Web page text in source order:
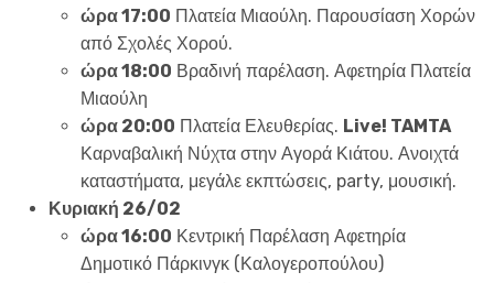
ώρα 17:00 Πλατεία Μιαούλη. Παρουσίαση Χορών
από Σχολές Χορού.
ώρα 18:00 Βραδινή παρέλαση. Αφετηρία Πλατεία
Μιαούλη
ώρα 20:00 Πλατεία Ελευθερίας. Live! TAMTA
Καρναβαλική Νύχτα στην Αγορά Κιάτου. Ανοιχτά
καταστήματα, μεγάλε εκπτώσεις, party, μουσική.
Κυριακή 26/02
ώρα 16:00 Κεντρική Παρέλαση Αφετηρία
Δημοτικό Πάρκινγκ (Καλογεροπούλου)